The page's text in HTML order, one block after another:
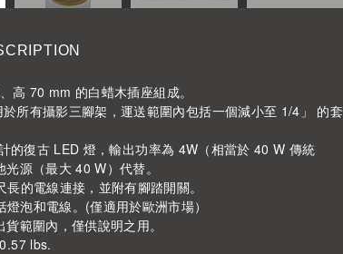
高 70 mm 的白蜡木插座組成。
所有攝影三腳架，運送範圍內包括一個減小至 1/4」 的套
的復古 LED 燈，輸出功率為 4W（相當於 40 W 傳統
源（最大 40 W）代替。
的電線連接，並附有腳踏開關。
泡和電線。(僅適用於歐洲市場）
範圍內，僅供說明之用。
lbs.